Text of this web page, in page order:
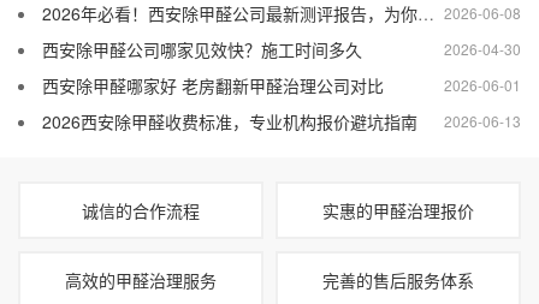
2026-06-08
2026年必看！西安除甲醛公司最新测评报告，为你揭秘靠谱之选
2026-04-30
西安除甲醛公司哪家见效快？施工时间多久
2026-06-01
西安除甲醛哪家好 老房翻新甲醛治理公司对比
2026-06-13
2026西安除甲醛收费标准，专业机构报价避坑指南
诚信的合作流程 实惠的甲醛治理报价
高效的甲醛治理服务 完善的售后服务体系